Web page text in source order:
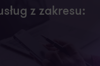
z zakresu: